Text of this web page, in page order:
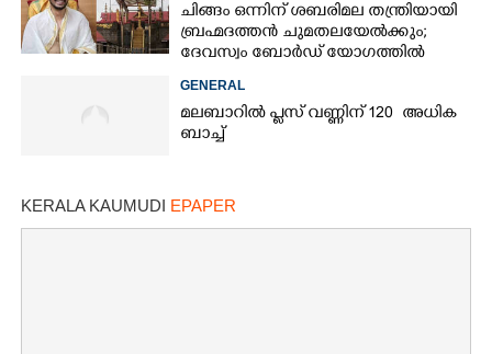
ചിങ്ങം ഒന്നിന് ശബരിമല തന്ത്രിയായി
ബ്രഹ്മദത്തൻ ചുമതലയേൽക്കും;
ദേവസ്വം ബോർഡ് യോഗത്തിൽ
GENERAL
മലബാറിൽ പ്ലസ് വണ്ണിന് 120 അധിക
ബാച്ച്
KERALA KAUMUDI EPAPER